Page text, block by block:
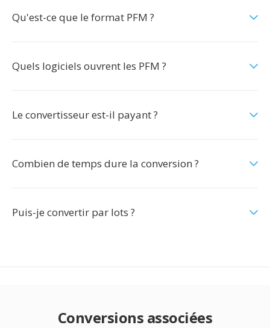
Qu'est-ce que le format PFM ?
Quels logiciels ouvrent les PFM ?
Le convertisseur est-il payant ?
Combien de temps dure la conversion ?
Puis-je convertir par lots ?
Conversions associées